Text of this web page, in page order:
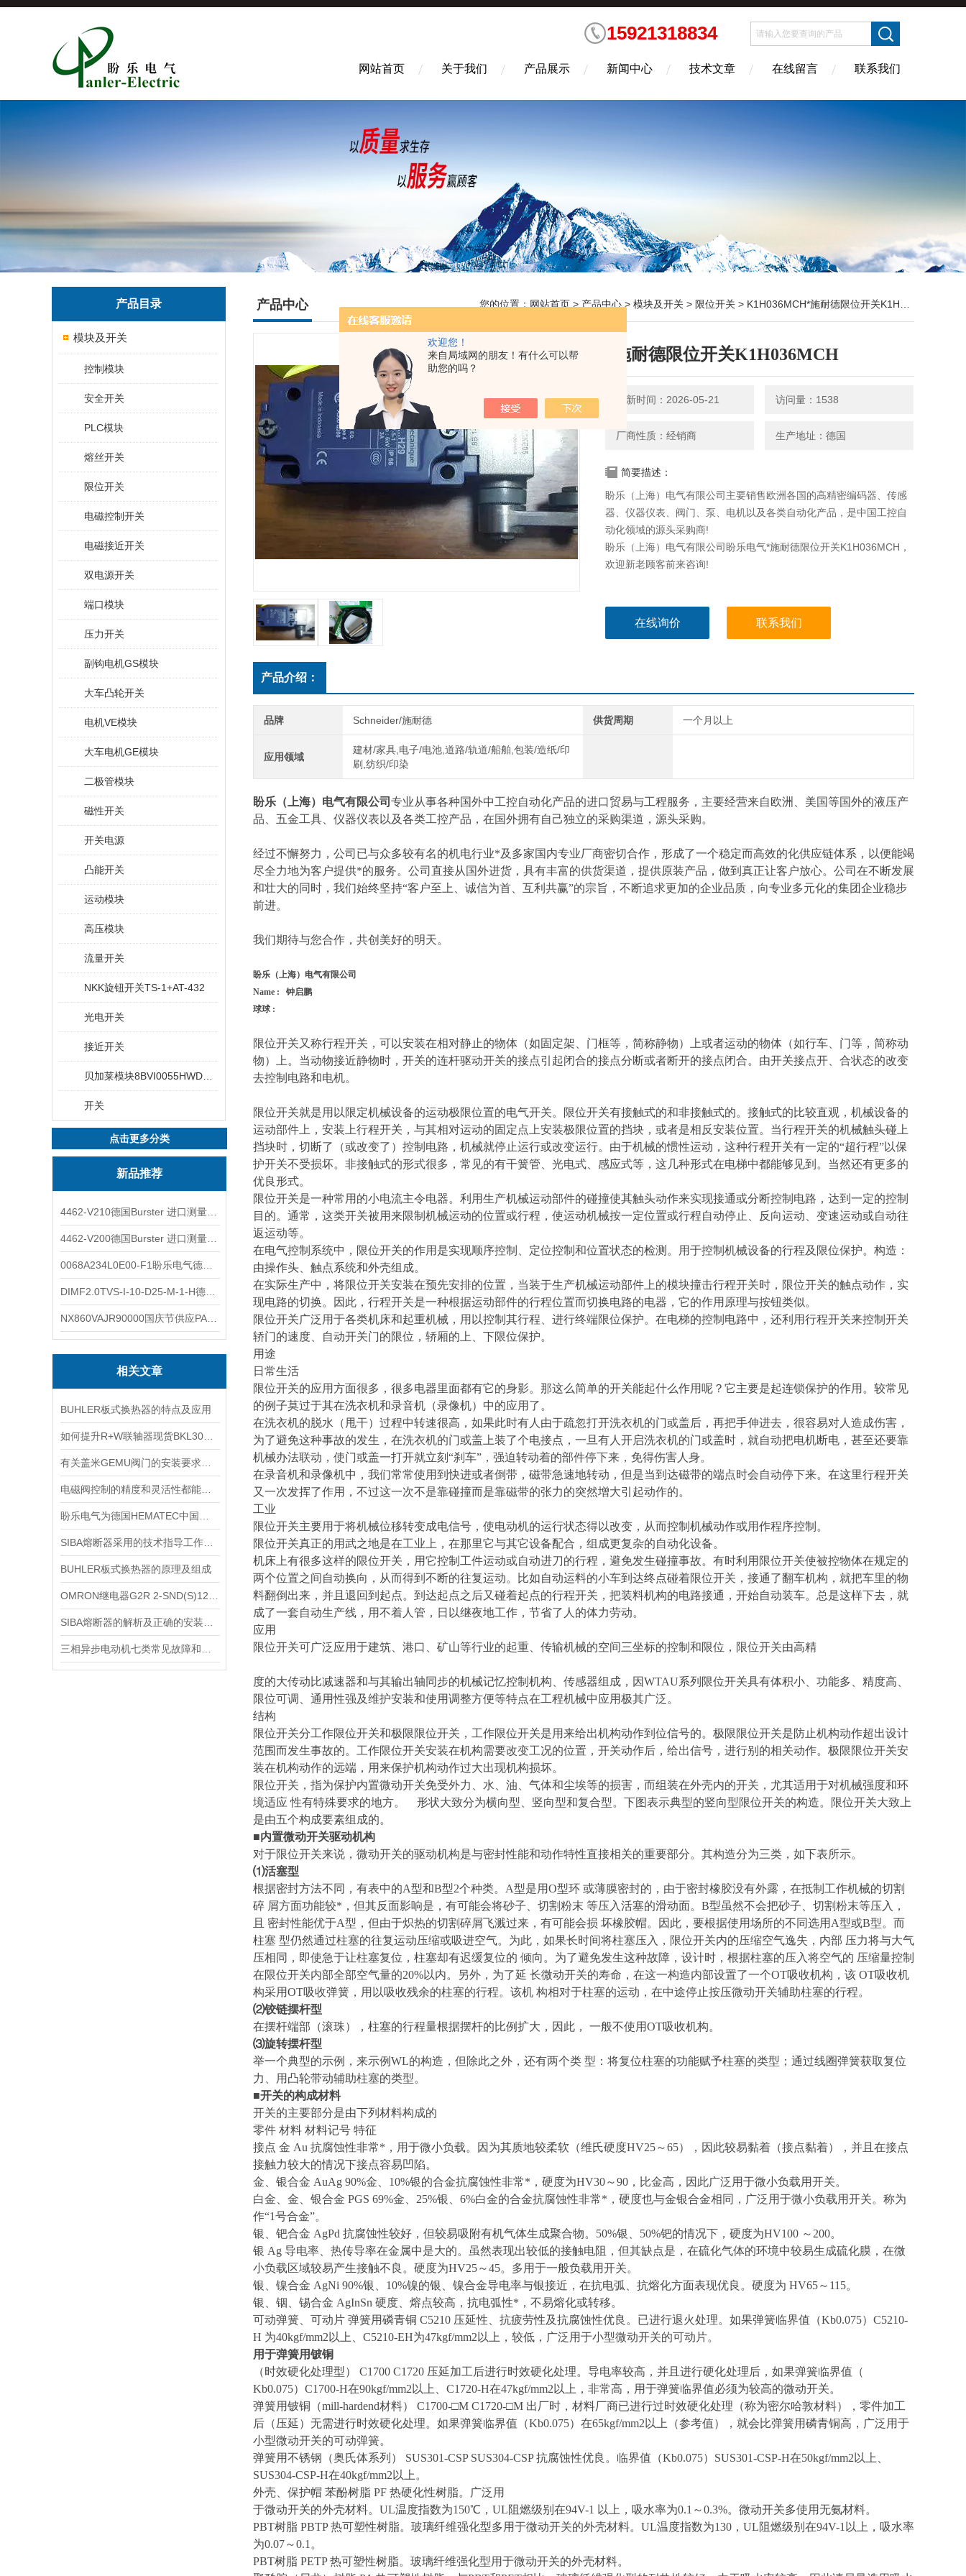
欢迎您！
来自局域网的朋友！有什么可以帮
助您的吗？
15921318834
网站首页 关于我们 产品展示 新闻中心 技术文章 在线留言 联系我们
产品目录
模块及开关
控制模块
安全开关
PLC模块
熔丝开关
限位开关
电磁控制开关
电磁接近开关
双电源开关
端口模块
压力开关
副钩电机GS模块
大车凸轮开关
电机VE模块
大车电机GE模块
二极管模块
磁性开关
开关电源
凸能开关
运动模块
高压模块
流量开关
NKK旋钮开关TS-1+AT-432
光电开关
接近开关
开关
点击更多分类
新品推荐
相关文章
BUHLER板式换热器的特点及应用
BUHLER板式换热器的原理及组成
产品中心 您的位置： 网站首页 > 产品中心 > 模块及开关 > 限位开关 > K1H036MCH*施耐德限位开关K1H036MCH
*施耐德限位开关K1H036MCH
更新时间：2026-05-21 访问量：1538
厂商性质：经销商 生产地址：德国
简要描述：
盼乐（上海）电气有限公司主要销售欧洲各国的高精密编码器、传感
器、仪器仪表、阀门、泵、电机以及各类自动化产品，是中国工控自
动化领域的源头采购商!
盼乐（上海）电气有限公司盼乐电气*施耐德限位开关K1H036MCH，
欢迎新老顾客前来咨询!
在线询价 联系我们
产品介绍：
品牌 Schneider/施耐德 供货周期 一个月以上
应用领域
建材/家具,电子/电池,道路/轨道/船舶,包装/造纸/印
刷,纺织/印染
盼乐（上海）电气有限公司 专业从事各种国外中工控自动化产品的进口贸易与工程服务，主要经营来自欧洲、美国等国外的液压产
品、五金工具、仪器仪表以及各类工控产品，在国外拥有自己独立的采购渠道，源头采购。
经过不懈努力，公司已与众多较有名的机电行业*及多家国内专业厂商密切合作，形成了一个稳定而高效的化供应链体系，以便能竭
尽全力地为客户提供*的服务。公司直接从国外进货，具有丰富的供货渠道，提供原装产品，做到真正让客户放心。公司在不断发展
和壮大的同时，我们始终坚持“客户至上、诚信为首、互利共赢”的宗旨，不断追求更加的企业品质，向专业多元化的集团企业稳步
前进。
我们期待与您合作，共创美好的明天。
盼乐（上海）电气有限公司
Name : 钟启鹏
球球 :
限位开关又称行程开关，可以安装在相对静止的物体（如固定架、门框等，简称静物）上或者运动的物体（如行车、门等，简称动
物）上。当动物接近静物时，开关的连杆驱动开关的接点引起闭合的接点分断或者断开的接点闭合。由开关接点开、合状态的改变
去控制电路和电机。
限位开关就是用以限定机械设备的运动极限位置的电气开关。限位开关有接触式的和非接触式的。接触式的比较直观，机械设备的
运动部件上，安装上行程开关，与其相对运动的固定点上安装极限位置的挡块，或者是相反安装位置。当行程开关的机械触头碰上
挡块时，切断了（或改变了）控制电路，机械就停止运行或改变运行。由于机械的惯性运动，这种行程开关有一定的“超行程”以保
护开关不受损坏。非接触式的形式很多，常见的有干簧管、光电式、感应式等，这几种形式在电梯中都能够见到。当然还有更多的
优良形式。
限位开关是一种常用的小电流主令电器。利用生产机械运动部件的碰撞使其触头动作来实现接通或分断控制电路，达到一定的控制
目的。通常，这类开关被用来限制机械运动的位置或行程，使运动机械按一定位置或行程自动停止、反向运动、变速运动或自动往
返运动等。
在电气控制系统中，限位开关的作用是实现顺序控制、定位控制和位置状态的检测。用于控制机械设备的行程及限位保护。构造：
由操作头、触点系统和外壳组成。
在实际生产中，将限位开关安装在预先安排的位置，当装于生产机械运动部件上的模块撞击行程开关时，限位开关的触点动作，实
现电路的切换。因此，行程开关是一种根据运动部件的行程位置而切换电路的电器，它的作用原理与按钮类似。
限位开关广泛用于各类机床和起重机械，用以控制其行程、进行终端限位保护。在电梯的控制电路中，还利用行程开关来控制开关
轿门的速度、自动开关门的限位，轿厢的上、下限位保护。
用途
日常生活
限位开关的应用方面很多，很多电器里面都有它的身影。那这么简单的开关能起什么作用呢？它主要是起连锁保护的作用。较常见
的例子莫过于其在洗衣机和录音机（录像机）中的应用了。
在洗衣机的脱水（甩干）过程中转速很高，如果此时有人由于疏忽打开洗衣机的门或盖后，再把手伸进去，很容易对人造成伤害，
为了避免这种事故的发生，在洗衣机的门或盖上装了个电接点，一旦有人开启洗衣机的门或盖时，就自动把电机断电，甚至还要靠
机械办法联动，使门或盖一打开就立刻“刹车”，强迫转动着的部件停下来，免得伤害人身。
在录音机和录像机中，我们常常使用到快进或者倒带，磁带急速地转动，但是当到达磁带的端点时会自动停下来。在这里行程开关
又一次发挥了作用，不过这一次不是靠碰撞而是靠磁带的张力的突然增大引起动作的。
工业
限位开关主要用于将机械位移转变成电信号，使电动机的运行状态得以改变，从而控制机械动作或用作程序控制。
限位开关真正的用武之地是在工业上，在那里它与其它设备配合，组成更复杂的自动化设备。
机床上有很多这样的限位开关，用它控制工件运动或自动进刀的行程，避免发生碰撞事故。有时利用限位开关使被控物体在规定的
两个位置之间自动换向，从而得到不断的往复运动。比如自动运料的小车到达终点碰着限位开关，接通了翻车机构，就把车里的物
料翻倒出来，并且退回到起点。到达起点之后又碰着起点的行程开关，把装料机构的电路接通，开始自动装车。总是这样下去，就
成了一套自动生产线，用不着人管，日以继夜地工作，节省了人的体力劳动。
应用
限位开关可广泛应用于建筑、港口、矿山等行业的起重、传输机械的空间三坐标的控制和限位，限位开关由高精
度的大传动比减速器和与其输出轴同步的机械记忆控制机构、传感器组成，因WTAU系列限位开关具有体积小、功能多、精度高、
限位可调、通用性强及维护安装和使用调整方便等特点在工程机械中应用极其广泛。
结构
限位开关分工作限位开关和极限限位开关，工作限位开关是用来给出机构动作到位信号的。极限限位开关是防止机构动作超出设计
范围而发生事故的。工作限位开关安装在机构需要改变工况的位置，开关动作后，给出信号，进行别的相关动作。极限限位开关安
装在机构动作的远端，用来保护机构动作过大出现机构损坏。
限位开关，指为保护内置微动开关免受外力、水、油、气体和尘埃等的损害，而组装在外壳内的开关，尤其适用于对机械强度和环
境适应 性有特殊要求的地方。 形状大致分为横向型、竖向型和复合型。下图表示典型的竖向型限位开关的构造。限位开关大致上
是由五个构成要素组成的。
■内置微动开关驱动机构
对于限位开关来说，微动开关的驱动机构是与密封性能和动作特性直接相关的重要部分。其构造分为三类，如下表所示。
⑴活塞型
根据密封方法不同，有表中的A型和B型2个种类。A型是用O型环 或薄膜密封的，由于密封橡胶没有外露，在抵制工作机械的切割
碎 屑方面功能较*，但其反面影响是，有可能会将砂子、切割粉末 等压入活塞的滑动面。B型虽然不会把砂子、切割粉末等压入，
且 密封性能优于A型，但由于炽热的切割碎屑飞溅过来，有可能会损 坏橡胶帽。因此，要根据使用场所的不同选用A型或B型。而
柱塞 型仍然通过柱塞的往复运动压缩或吸进空气。为此，如果长时间将柱塞压入，限位开关内的压缩空气逸失，内部 压力将与大气
压相同，即使急于让柱塞复位，柱塞却有迟缓复位的 倾向。为了避免发生这种故障，设计时，根据柱塞的压入将空气的 压缩量控制
在限位开关内部全部空气量的20%以内。另外，为了延 长微动开关的寿命，在这一构造内部设置了一个OT吸收机构，该 OT吸收机
构采用OT吸收弹簧，用以吸收残余的柱塞的行程。该机 构相对于柱塞的运动，在中途停止按压微动开关辅助柱塞的行程。
⑵铰链摆杆型
在摆杆端部（滚珠），柱塞的行程量根据摆杆的比例扩大，因此， 一般不使用OT吸收机构。
⑶旋转摆杆型
举一个典型的示例，来示例WL的构造，但除此之外，还有两个类 型：将复位柱塞的功能赋予柱塞的类型；通过线圈弹簧获取复位
力、用凸轮带动辅助柱塞的类型。
■开关的构成材料
开关的主要部分是由下列材料构成的
零件 材料 材料记号 特征
接点 金 Au 抗腐蚀性非常*，用于微小负载。因为其质地较柔软（维氏硬度HV25～65），因此较易黏着（接点黏着），并且在接点
接触力较大的情况下接点容易凹陷。
金、银合金 AuAg 90%金、10%银的合金抗腐蚀性非常*，硬度为HV30～90，比金高，因此广泛用于微小负载用开关。
白金、金、银合金 PGS 69%金、25%银、6%白金的合金抗腐蚀性非常*，硬度也与金银合金相同，广泛用于微小负载用开关。称为
作“1号合金”。
银、钯合金 AgPd 抗腐蚀性较好，但较易吸附有机气体生成聚合物。50%银、50%钯的情况下，硬度为HV100 ～200。
银 Ag 导电率、热传导率在金属中是大的。虽然表现出较低的接触电阻，但其缺点是，在硫化气体的环境中较易生成硫化膜，在微
小负载区域较易产生接触不良。硬度为HV25～45。多用于一般负载用开关。
银、镍合金 AgNi 90%银、10%镍的银、镍合金导电率与银接近，在抗电弧、抗熔化方面表现优良。硬度为 HV65～115。
银、铟、锡合金 AgInSn 硬度、熔点较高，抗电弧性*，不易熔化或转移。
可动弹簧、可动片 弹簧用磷青铜 C5210 压延性、抗疲劳性及抗腐蚀性优良。已进行退火处理。如果弹簧临界值（Kb0.075）C5210-
H 为40kgf/mm2以上、C5210-EH为47kgf/mm2以上，较低，广泛用于小型微动开关的可动片。
用于弹簧用铍铜
（时效硬化处理型） C1700 C1720 压延加工后进行时效硬化处理。导电率较高，并且进行硬化处理后，如果弹簧临界值（
Kb0.075）C1700-H在90kgf/mm2以上、C1720-H在47kgf/mm2以上，非常高，用于弹簧临界值必须为较高的微动开关。
弹簧用铍铜（mill-hardend材料） C1700-□M C1720-□M 出厂时，材料厂商已进行过时效硬化处理（称为密尔哈敦材料），零件加工
后（压延）无需进行时效硬化处理。如果弹簧临界值（Kb0.075）在65kgf/mm2以上（参考值），就会比弹簧用磷青铜高，广泛用于
小型微动开关的可动弹簧。
弹簧用不锈钢（奥氏体系列） SUS301-CSP SUS304-CSP 抗腐蚀性优良。临界值（Kb0.075）SUS301-CSP-H在50kgf/mm2以上、
SUS304-CSP-H在40kgf/mm2以上。
外壳、保护帽 苯酚树脂 PF 热硬化性树脂。广泛用
于微动开关的外壳材料。UL温度指数为150℃，UL阻燃级别在94V-1 以上，吸水率为0.1～0.3%。微动开关多使用无氨材料。
PBT树脂 PBTP 热可塑性树脂。玻璃纤维强化型多用于微动开关的外壳材料。UL温度指数为130，UL阻燃级别在94V-1以上，吸水率
为0.07～0.1。
PBT树脂 PETP 热可塑性树脂。玻璃纤维强化型用于微动开关的外壳材料。